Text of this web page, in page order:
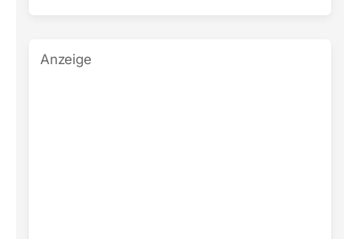
Anzeige